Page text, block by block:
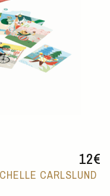
12€
CARLSLUND